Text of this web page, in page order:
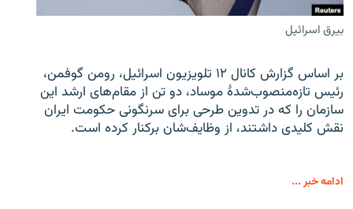
بیرق اسرائیل
بر اساس گزارش کانال ۱۲ تلویزیون اسرائیل، رومن گوفمن،
رئیس تازه‌منصوب‌شدۀ موساد، دو تن از مقام‌های ارشد این
سازمان را که در تدوین طرحی برای سرنگونی حکومت ایران
نقش کلیدی داشتند، از وظایف‌شان برکنار کرده است.
ادامه خبر ...